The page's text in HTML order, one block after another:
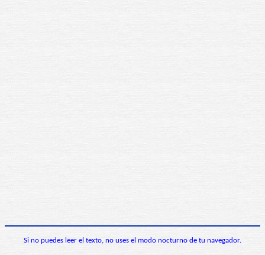
Si no puedes leer el texto, no uses el modo nocturno de tu navegador.